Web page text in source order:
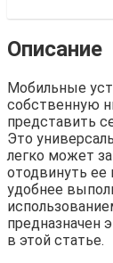
Описание
Мобильные
собственную
представить
Это
легко может
отодвинуть ее
удобнее
предназначен
в этой статье.